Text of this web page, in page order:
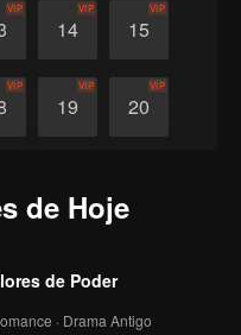
VIP
14
VIP
15
VIP
VIP
19
VIP
20
VIP
de Hoje
de Poder
· Drama Antigo